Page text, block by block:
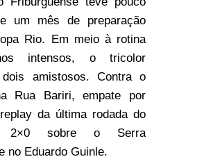
um mês de preparação
Rio. Em meio à rotina
intensos, o tricolor
dois amistosos. Contra o
Rua Bariri, empate por
da última rodada do
2×0 sobre o Serra
no Eduardo Guinle.